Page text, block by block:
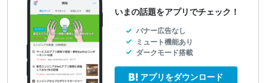
いまの話題をアプリでチェック！
バナー広告なし
ミュート機能あり
ダークモード搭載
アプリをダウンロード